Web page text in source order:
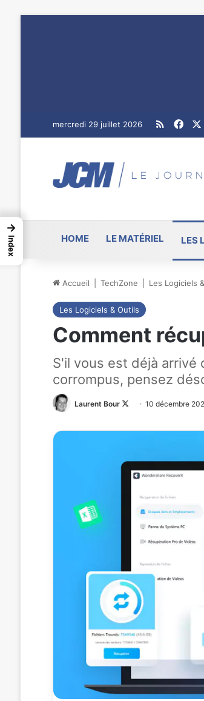
mercredi 29 juillet 2026 RSS
HOME LE MATÉRIEL LES
Accueil TechZone Les Logiciels
Les Logiciels & Outils
Comment
S'il vous est déjà
corrompus, pensez
Laurent Bour
Follow
X
10 décembre
→
Index